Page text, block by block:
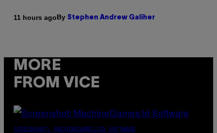
11 hours agoBy Stephen Andrew Galiher
MORE
FROM VICE
SCREENSHOT: MACHINEGAMES/ID SOFTWARE